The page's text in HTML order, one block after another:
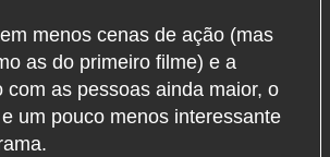
menos cenas de ação (mas
as do primeiro filme) e a
com as pessoas ainda maior, o
um pouco menos interessante